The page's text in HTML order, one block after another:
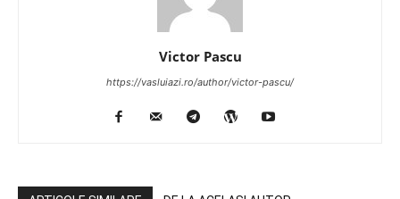
Victor Pascu
https://vasluiazi.ro/author/victor-pascu/